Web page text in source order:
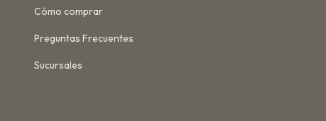
Cómo comprar
Preguntas Frecuentes
Sucursales